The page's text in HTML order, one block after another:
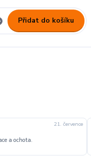
Přidat do košíku
21. července
a ochota.